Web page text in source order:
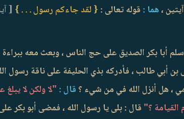
،هما : قوله تعالى : { لقد جاءكم رسول . . . } [ آية
أبا بكر الصديق على حج الناس ، وبعث معه
بن أبي طالب ، فأدركه بذي الحليفة على ناقة رسول
، هل أنزل الله في من شيء ؟ قال : "لا ولكن لا
؟" قال : بلى يا رسول الله ، فمضى أبو بكر